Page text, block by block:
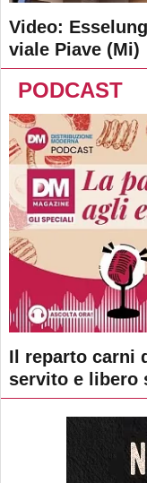
Video:
viale Piave (Mi)
PODCAST
Il reparto carni
servito e libero